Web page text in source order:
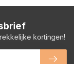
kortingen!